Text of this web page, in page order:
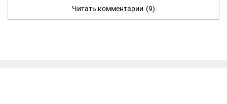
Читать комментарии (9)